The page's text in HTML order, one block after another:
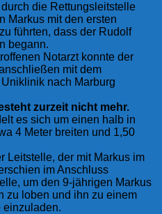
die Rettungsleitstelle
Markus mit den ersten
führten, dass der Rudolf
begann.
Notarzt konnte der
mit dem
nach Marburg
zurzeit nicht mehr.
es sich um einen halb in
4 Meter breiten und 1,50
Leitstelle, der mit Markus im
im Anschluss
um den 9-jährigen Markus
zu loben und ihn zu einem
einzuladen.